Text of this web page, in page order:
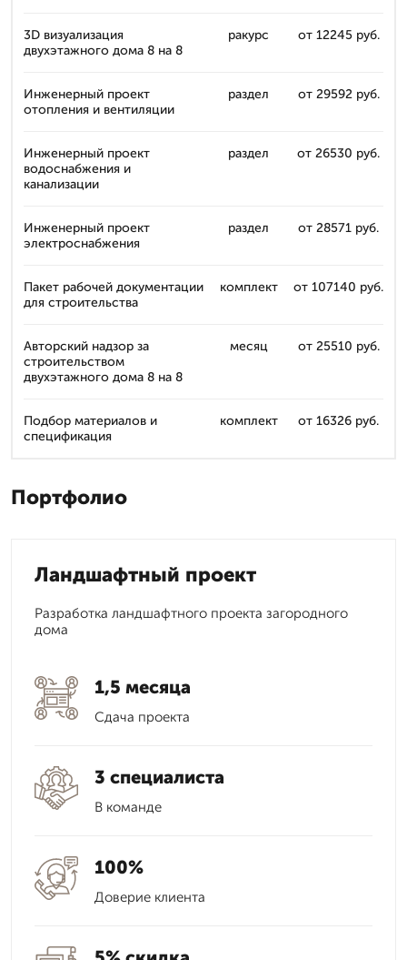
3D визуализация
двухэтажного дома 8 на 8
ракурс от 12245 руб.
Инженерный проект
отопления и вентиляции
раздел от 29592 руб.
Инженерный проект
водоснабжения и
канализации
раздел от 26530 руб.
Инженерный проект
электроснабжения
раздел от 28571 руб.
Пакет рабочей документации
для строительства
комплект от 107140 руб.
Авторский надзор за
строительством
двухэтажного дома 8 на 8
месяц от 25510 руб.
Подбор материалов и
спецификация
комплект от 16326 руб.
Портфолио
Ландшафтный проект
Разработка ландшафтного проекта загородного
дома
1,5 месяца
Сдача проекта
3 специалиста
В команде
100%
Доверие клиента